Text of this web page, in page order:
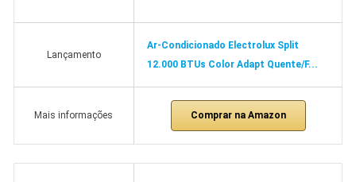
Lançamento
Ar-Condicionado Electrolux Split
12.000 BTUs Color Adapt Quente/F...
Mais informações Comprar na Amazon